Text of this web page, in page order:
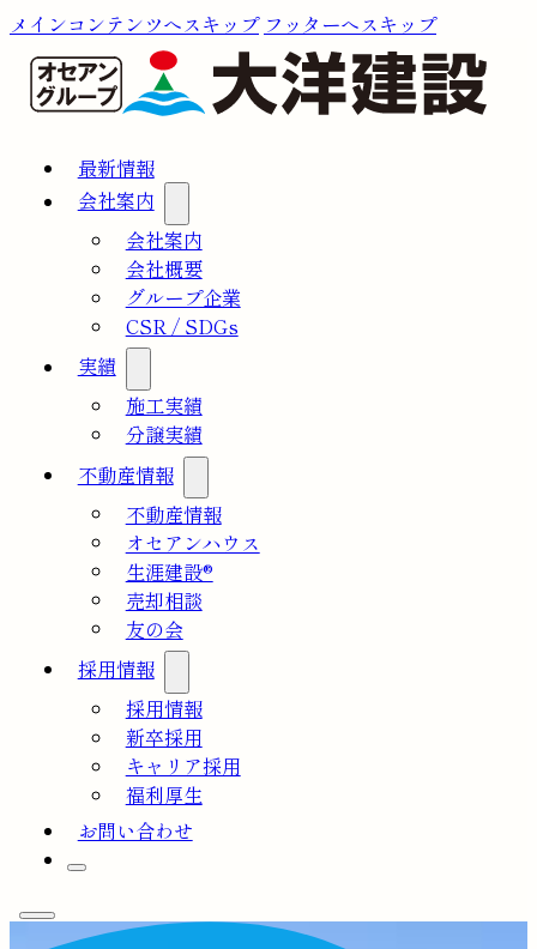
メインコンテンツへスキップ フッターへスキップ
最新情報
会社案内
会社案内
会社概要
グループ企業
CSR / SDGs
実績
施工実績
分譲実績
不動産情報
不動産情報
オセアンハウス
生涯建設®
売却相談
友の会
採用情報
採用情報
新卒採用
キャリア採用
福利厚生
お問い合わせ